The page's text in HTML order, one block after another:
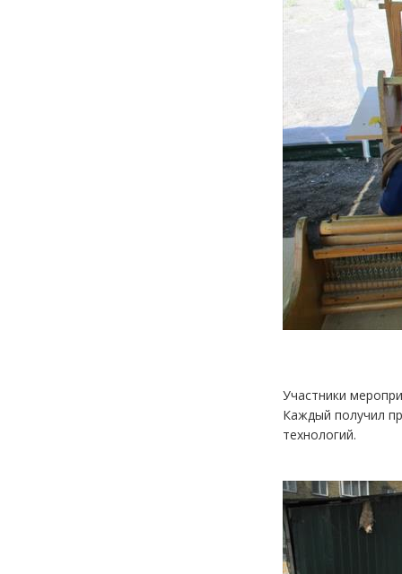
Участники
Каждый получил
технологий.